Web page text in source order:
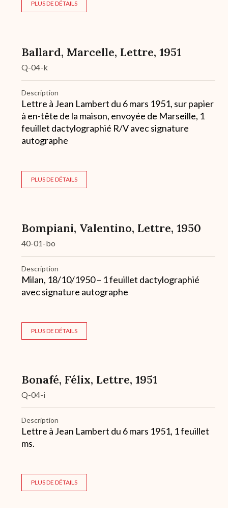
PLUS DE DÉTAILS
Ballard, Marcelle, Lettre, 1951
Q-04-k
Description
Lettre à Jean Lambert du 6 mars 1951, sur papier
à en-tête de la maison, envoyée de Marseille, 1
feuillet dactylographié R/V avec signature
autographe
PLUS DE DÉTAILS
Bompiani, Valentino, Lettre, 1950
40-01-bo
Description
Milan, 18/10/1950 – 1 feuillet dactylographié
avec signature autographe
PLUS DE DÉTAILS
Bonafé, Félix, Lettre, 1951
Q-04-i
Description
Lettre à Jean Lambert du 6 mars 1951, 1 feuillet
ms.
PLUS DE DÉTAILS